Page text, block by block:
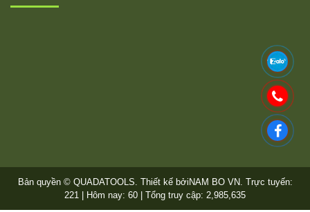
Bản quyền © QUADATOOLS. Thiết kế bởi NAM BO VN. Trực tuyến:
221 | Hôm nay: 60 | Tổng truy cập: 2,985,635